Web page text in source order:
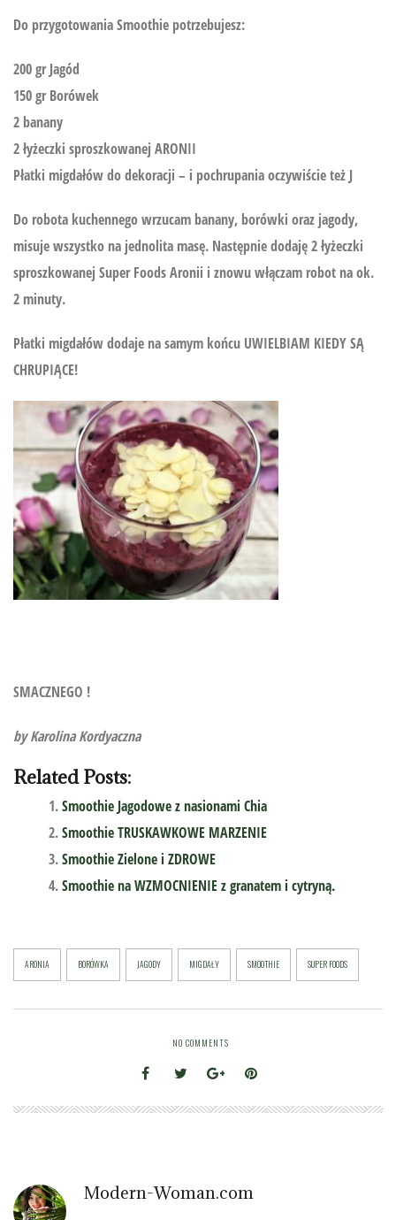
Do przygotowania Smoothie potrzebujesz:
200 gr Jagód
150 gr Borówek
2 banany
2 łyżeczki sproszkowanej ARONII
Płatki migdałów do dekoracji – i pochrupania oczywiście też J
Do robota kuchennego wrzucam banany, borówki oraz jagody,
misuje wszystko na jednolita masę. Następnie dodaję 2 łyżeczki
sproszkowanej Super Foods Aronii i znowu włączam robot na ok.
2 minuty.
Płatki migdałów dodaje na samym końcu UWIELBIAM KIEDY SĄ
CHRUPIĄCE!
SMACZNEGO !
by Karolina Kordyaczna
Related Posts:
Smoothie Jagodowe z nasionami Chia
Smoothie TRUSKAWKOWE MARZENIE
Smoothie Zielone i ZDROWE
Smoothie na WZMOCNIENIE z granatem i cytryną.
ARONIA BORÓWKA JAGODY MIGDAŁY SMOOTHIE SUPER FOODS
NO COMMENTS
Modern-Woman.com